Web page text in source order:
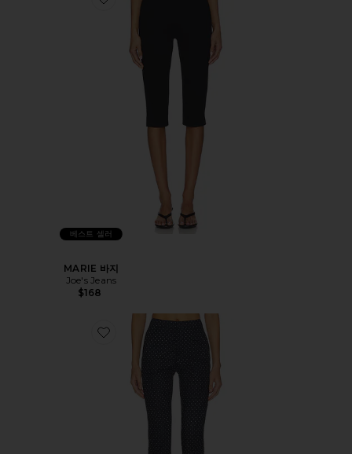
베스트 셀러
MARIE 바지
Joe's Jeans
$168